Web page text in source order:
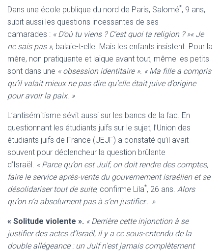
Dans une école publique du nord de Paris, Salomé*, 9 ans,
subit aussi les questions incessantes de ses
camarades : « D’où tu viens ? C’est quoi ta religion ? »« Je
ne sais pas », balaie-t-elle. Mais les enfants insistent. Pour la
mère, non pratiquante et laïque avant tout, même les petits
sont dans une « obsession identitaire ». « Ma fille a compris
qu’il valait mieux ne pas dire qu’elle était juive d’origine
pour avoir la paix. »
L’antisémitisme sévit aussi sur les bancs de la fac. En
questionnant les étudiants juifs sur le sujet, l’Union des
étudiants juifs de France (UEJF) a constaté qu’il avait
souvent pour déclencheur la question brûlante
d’Israël. « Parce qu’on est Juif, on doit rendre des comptes,
faire le service après-vente du gouvernement israélien et se
désolidariser tout de suite, confirme Lila*, 26 ans. Alors
qu’on n’a absolument pas à s’en justifier… »
« Solitude violente ». « Derrière cette injonction à se
justifier des actes d’Israël, il y a ce sous-entendu de la
double allégeance : un Juif n’est jamais complètement